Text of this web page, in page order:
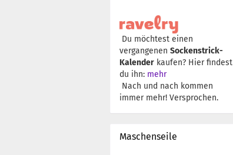
Du möchtest einen
vergangenen Sockenstrick-
Kalender kaufen? Hier findest
du ihn: mehr
Nach und nach kommen
immer mehr! Versprochen.
Maschenseile